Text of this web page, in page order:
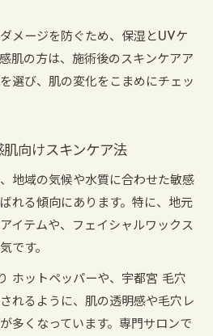
メージを防ぐため、保湿とUVケ
肌の方は、施術後のスキンケアア
選び、肌の変化をこまめにチェッ
向けスキンケア法
地域の気候や水質に合わせた敏感
れる傾向にあります。特に、地元
イテムや、フェイシャルワックス
です。
ホットペッパーや、宇都宮 毛穴
れるように、肌の透明感や毛穴レ
多くなっています。専門サロンで